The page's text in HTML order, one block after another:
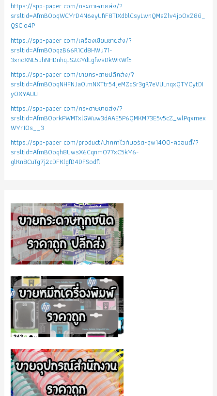
https://spp-paper com/กระดาษขายส่ง/?
srsltid=AfmBOoqWCYrD4N6eyUfiF8TIXdblCsyLwnQMaZlv4jo0xZ8G_
QSCIo4P
https://spp-paper com/เครื่องเขียนขายส่ง/?
srsltid=AfmBOoqzB66R1Cd8HWu71-
3xnoXNL5uhNHDnhqJS2GYdLgfwsDkWKWf5
https://spp-paper com/ขายกระดาษปลีกส่ง/?
srsltid=AfmBOoqNHFNJa0lmNXTtr54jeMZdSr3gR7eVULnqxQTYCytDI
yOXYAUU
https://spp-paper com/กระดาษขายส่ง/?
srsltid=AfmBOorkPWMTxlGWuw3dAAE5P6QMKM73E5v5cZ_wlPqxmex
WYnIOs__3
https://spp-paper com/product/ปากกาไวท์บอร์ด-qw1400-ควอนตั้/?
srsltid=AfmBOoqh8UwsX6Cqnm077xC5kY6-
glKn8CuTg7j2cDFKlgfD4DFSodfl